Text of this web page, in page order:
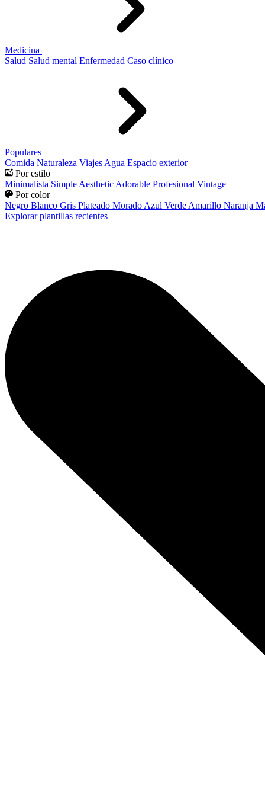
Medicina
Salud Salud mental Enfermedad Caso clínico
Populares
Comida Naturaleza Viajes Agua Espacio exterior
Por estilo
Minimalista Simple Aesthetic Adorable Profesional Vintage
Por color
Negro Blanco Gris Plateado Morado Azul Verde Amarillo Naranja
Explorar plantillas recientes